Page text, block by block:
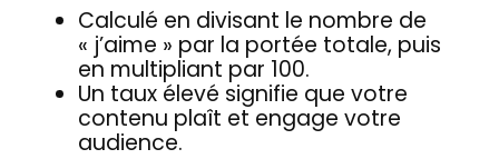
Calculé en divisant le nombre de
« j’aime » par la portée totale, puis
en multipliant par 100.
Un taux élevé signifie que votre
contenu plaît et engage votre
audience.